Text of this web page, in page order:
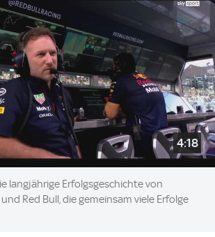
4:18
langjährige Erfolgsgeschichte von
Red Bull, die gemeinsam viele Erfolge